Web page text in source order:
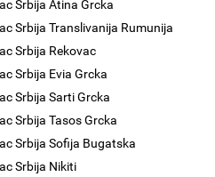
Srbija Atina Grcka
Srbija Translivanija Rumunija
Srbija Rekovac
Srbija Evia Grcka
Srbija Sarti Grcka
Srbija Tasos Grcka
Srbija Sofija Bugatska
Srbija Nikiti